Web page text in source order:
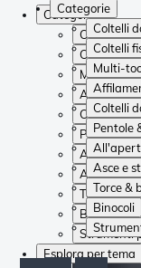
Categorie
Coltelli
Coltelli
Multi-
Coltelli
Pentole
Asce e
Torce &
Binocoli
Categorie
Coltelli da
Coltelli fissi
Multi-tools
Coltelli da
Pentole &
All'aperto
Asce e
Torce &
Binocoli
Strumenti
Esplora per tema